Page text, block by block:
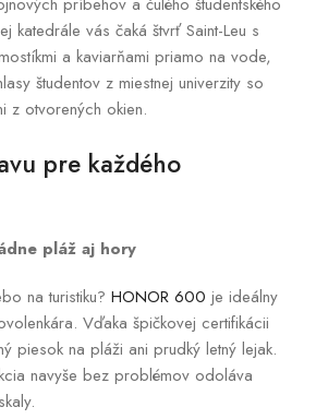
katedrále vás čaká štvrť Saint-Leu s
a kaviarňami priamo na vode,
študentov z miestnej univerzity so
z otvorených okien.
pre každého
pláž aj hory
na turistiku? HONOR 600 je ideálny
Vďaka špičkovej certifikácii
piesok na pláži ani prudký letný lejak.
navyše bez problémov odoláva